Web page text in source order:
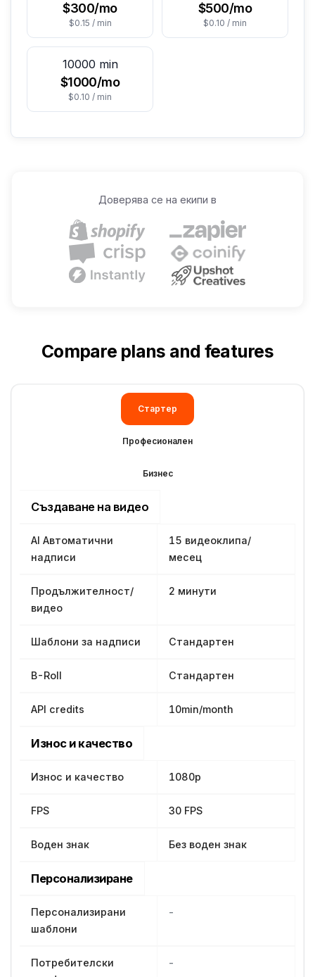
$300/mo
$0.15 / min
$500/mo
$0.10 / min
10000 min
$1000/mo
$0.10 / min
Доверява се на екипи в
Compare plans and features
Стартер
Професионален
Бизнес
Създаване на видео
AI Автоматични
надписи
15 видеоклипа/
месец
Продължителност/
видео
2 минути
Шаблони за надписи Стандартен
B-Roll Стандартен
API credits 10min/month
Износ и качество
Износ и качество 1080p
FPS 30 FPS
Воден знак Без воден знак
Персонализиране
Персонализирани
шаблони
-
Потребителски
-